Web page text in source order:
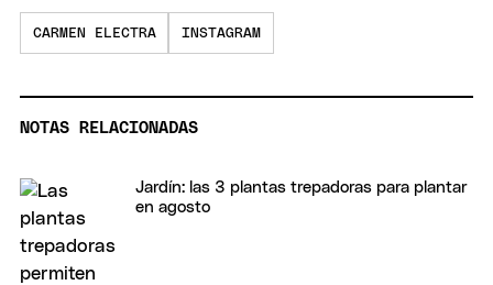
CARMEN ELECTRA INSTAGRAM
NOTAS RELACIONADAS
Jardín: las 3 plantas trepadoras para plantar
en agosto